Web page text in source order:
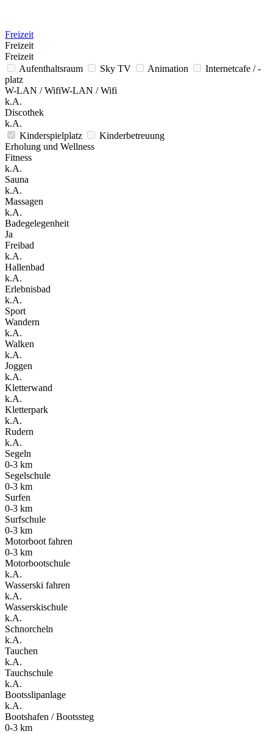
Freizeit
Freizeit
Freizeit
Aufenthaltsraum
Sky TV Animation
Internetcafe / -
platz
W-LAN / WifiW-LAN / Wifi
k.A.
Discothek
k.A.
Kinderspielplatz
Kinderbetreuung
Erholung und Wellness
Fitness
k.A.
Sauna
k.A.
Massagen
k.A.
Badegelegenheit
Ja
Freibad
k.A.
Hallenbad
k.A.
Erlebnisbad
k.A.
Sport
Wandern
k.A.
Walken
k.A.
Joggen
k.A.
Kletterwand
k.A.
Kletterpark
k.A.
Rudern
k.A.
Segeln
0-3 km
Segelschule
0-3 km
Surfen
0-3 km
Surfschule
0-3 km
Motorboot fahren
0-3 km
Motorbootschule
k.A.
Wasserski fahren
k.A.
Wasserskischule
k.A.
Schnorcheln
k.A.
Tauchen
k.A.
Tauchschule
k.A.
Bootsslipanlage
k.A.
Bootshafen / Bootssteg
0-3 km